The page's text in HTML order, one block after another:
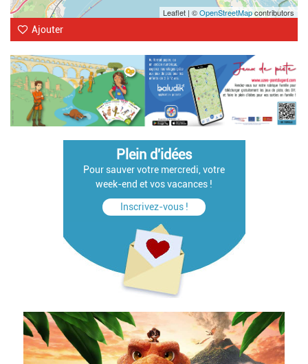
Leaflet | ©OpenStreetMapcontributors
Ajouter
Plein d'idées
Pour sauver votre mercredi, votre
week-end et vos vacances !
Inscrivez-vous !